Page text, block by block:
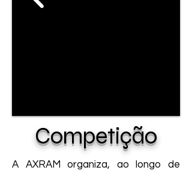
Competição
A AXRAM organiza, ao longo de